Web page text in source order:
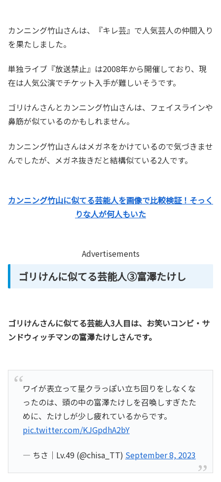
カンニング竹山さんは、『キレ芸』で人気芸人の仲間入り
を果たしました。
単独ライブ『放送禁止』は2008年から開催しており、現
在は人気公演でチケット入手が難しいそうです。
ゴリけんさんとカンニング竹山さんは、フェイスラインや
鼻筋が似ているのかもしれません。
カンニング竹山さんはメガネをかけているので気づきませ
んでしたが、メガネ抜きだと結構似ている2人です。
カンニング竹山に似てる芸能人を画像で比較検証！そっく
りな人が何人もいた
Advertisements
ゴリけんに似てる芸能人③富澤たけし
ゴリけんさんに似てる芸能人3人目は、お笑いコンビ・サ
ンドウィッチマンの富澤たけしさんです。
ワイが表立って星クラっぽい立ち回りをしなくな
ったのは、頭の中の富澤たけしを召喚しすぎたた
めに、たけしが少し疲れているからです。
pic.twitter.com/KJGpdhA2bY
— ちさ｜Lv.49 (@chisa_TT) September 8, 2023